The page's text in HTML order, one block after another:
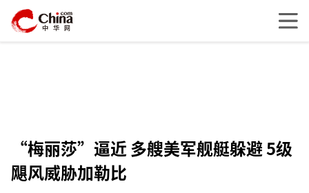
“梅丽莎”逼近 多艘美军舰艇躲避 5级
飓风威胁加勒比